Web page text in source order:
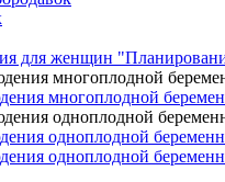
для женщин
многоплодной
многоплодной
одноплодной
одноплодной
одноплодной